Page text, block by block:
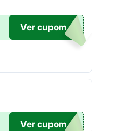
79
Ver cupom
99
Ver cupom